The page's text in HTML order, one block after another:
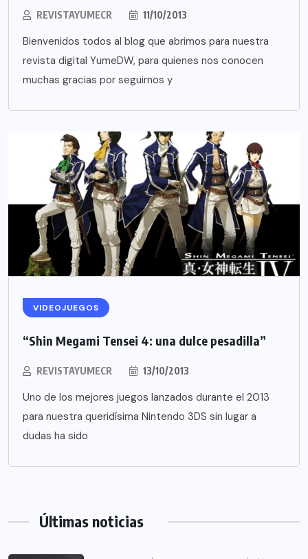
REVISTAYUMECR 11/10/2013
Bienvenidos todos al blog que abrimos para nuestra
revista digital YumeDW, para quienes nos conocen
muchas gracias por seguirnos y
VIDEOJUEGOS
“Shin Megami Tensei 4: una dulce pesadilla”
REVISTAYUMECR 13/10/2013
Uno de los mejores juegos lanzados durante el 2013
para nuestra queridísima Nintendo 3DS sin lugar a
dudas ha sido
Últimas noticias